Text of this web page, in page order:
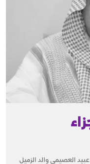
العصيمي والد الزميل